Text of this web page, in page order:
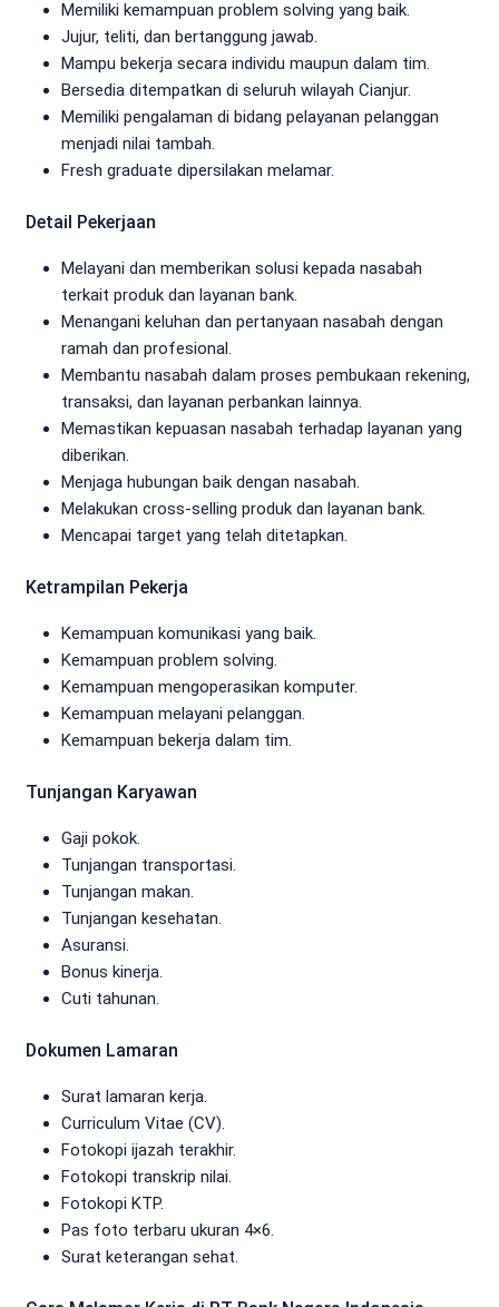
Memiliki kemampuan problem solving yang baik.
Jujur, teliti, dan bertanggung jawab.
Mampu bekerja secara individu maupun dalam tim.
Bersedia ditempatkan di seluruh wilayah Cianjur.
Memiliki pengalaman di bidang pelayanan pelanggan
menjadi nilai tambah.
Fresh graduate dipersilakan melamar.
Detail Pekerjaan
Melayani dan memberikan solusi kepada nasabah
terkait produk dan layanan bank.
Menangani keluhan dan pertanyaan nasabah dengan
ramah dan profesional.
Membantu nasabah dalam proses pembukaan rekening,
transaksi, dan layanan perbankan lainnya.
Memastikan kepuasan nasabah terhadap layanan yang
diberikan.
Menjaga hubungan baik dengan nasabah.
Melakukan cross-selling produk dan layanan bank.
Mencapai target yang telah ditetapkan.
Ketrampilan Pekerja
Kemampuan komunikasi yang baik.
Kemampuan problem solving.
Kemampuan mengoperasikan komputer.
Kemampuan melayani pelanggan.
Kemampuan bekerja dalam tim.
Tunjangan Karyawan
Gaji pokok.
Tunjangan transportasi.
Tunjangan makan.
Tunjangan kesehatan.
Asuransi.
Bonus kinerja.
Cuti tahunan.
Dokumen Lamaran
Surat lamaran kerja.
Curriculum Vitae (CV).
Fotokopi ijazah terakhir.
Fotokopi transkrip nilai.
Fotokopi KTP.
Pas foto terbaru ukuran 4×6.
Surat keterangan sehat.